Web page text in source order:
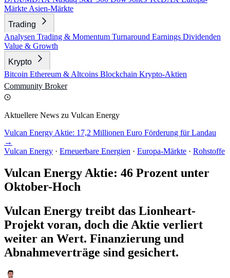
Märkte Asien-Märkte
Trading
Analysen Trading & Momentum Turnaround Earnings Dividenden
Value & Growth
Krypto
Bitcoin Ethereum & Altcoins Blockchain Krypto-Aktien
Community Broker
Aktuellere News zu Vulcan Energy
Vulcan Energy Aktie: 17,2 Millionen Euro Förderung für Landau
→
Vulcan Energy · Erneuerbare Energien · Europa-Märkte · Rohstoffe
Vulcan Energy Aktie: 46 Prozent unter
Oktober-Hoch
Vulcan Energy treibt das Lionheart-
Projekt voran, doch die Aktie verliert
weiter an Wert. Finanzierung und
Abnahmeverträge sind gesichert.